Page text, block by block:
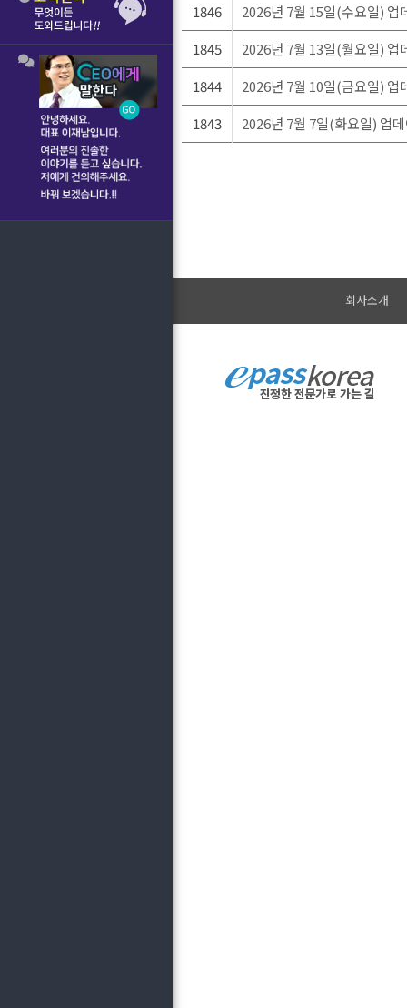
1846
2026년 7월 15일(수요일) 업
1845
2026년 7월 13일(월요일) 업
1844
2026년 7월 10일(금요일) 업
1843
2026년 7월 7일(화요일) 업
회사소개